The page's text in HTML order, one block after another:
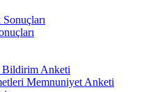
Bildirim Anketi
Memnuniyet Anketi